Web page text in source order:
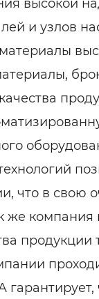
высокой
и узлов
что в свою
же
продукции